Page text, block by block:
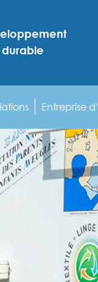
Entreprise
durable